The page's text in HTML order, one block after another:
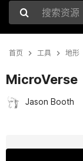
搜索资源
首页 工具 地形
MicroVerse
Jason Booth